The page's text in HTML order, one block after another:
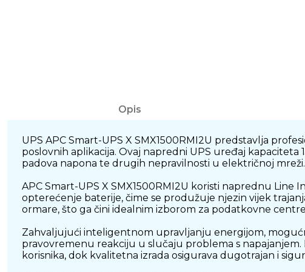
Opis
UPS APC Smart-UPS X SMX1500RMI2U predstavlja
poslovnih aplikacija. Ovaj napredni UPS uređaj
padova napona te drugih nepravilnosti u električnoj
APC Smart-UPS X SMX1500RMI2U koristi naprednu
opterećenje baterije, čime se produžuje njezin vijek
ormare, što ga čini idealnim izborom za podatkovne
Zahvaljujući inteligentnom upravljanju energijom,
pravovremenu reakciju u slučaju problema s
korisnika, dok kvalitetna izrada osigurava dugotrajan i